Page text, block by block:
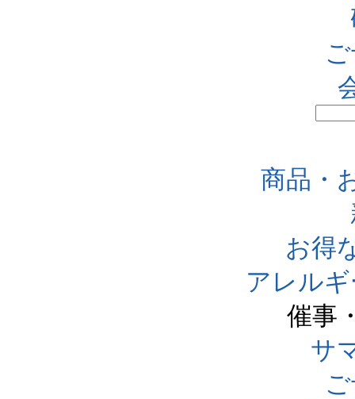
商品・
お得
アレル
催事
サ